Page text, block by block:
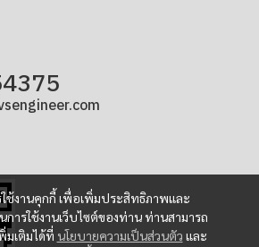
ใช้งานคุกกี้ เพื่อเพิ่มประสิทธิภาพและ
ารใช้งานเว็บไซต์ของท่าน ท่านสามารถ
มเติมได้ที่ นโยบายความเป็นส่วนตัว และ